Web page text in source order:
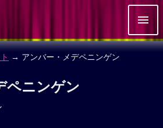
→ アンバー・メデペニンゲン
ペニンゲン